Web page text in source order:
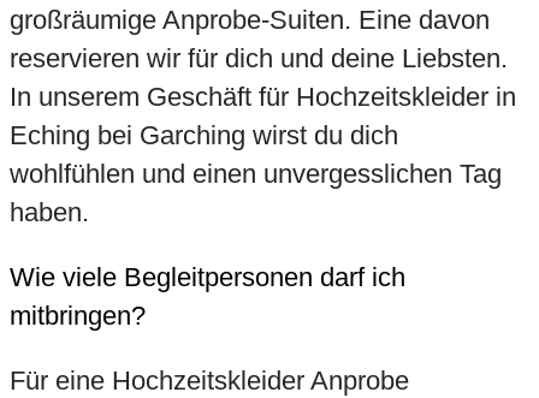
großräumige Anprobe-Suiten. Eine davon
reservieren wir für dich und deine Liebsten.
In unserem Geschäft für Hochzeitskleider in
Eching bei Garching wirst du dich
wohlfühlen und einen unvergesslichen Tag
haben.
Wie viele Begleitpersonen darf ich
mitbringen?
Für eine Hochzeitskleider Anprobe